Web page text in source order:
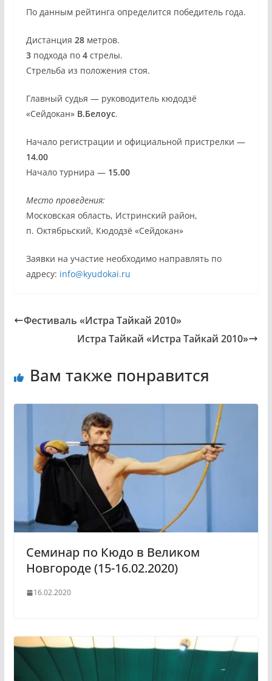
По данным рейтинга определится победитель года.
Дистанция 28метров.
3подхода по 4стрелы.
Стрельба из положения стоя.
Главный судья — руководитель кюдодзё
«Сейдокан» В.Белоус.
Начало регистрации и официальной пристрелки —
14.00
Начало турнира — 15.00
Место проведения:
Московская область, Истринский район,
п. Октябрьский, Кюдодзё «Сейдокан»
Заявки на участие необходимо направлять по
адресу: info@kyudokai.ru
Фестиваль «Истра Тайкай 2010»
Истра Тайкай «Истра Тайкай 2010»
Вам также понравится
Семинар по Кюдо в Великом
Новгороде (15-16.02.2020)
16.02.2020